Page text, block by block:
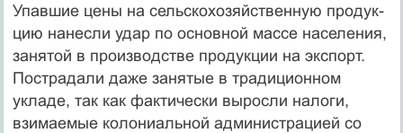
Упавшие цены на сельскохозяйственную продук­
цию нанесли удар по основной массе населения,
занятой в производ­стве продукции на экспорт.
Пострадали даже занятые в традиционном
укладе, так как фактически выросли налоги,
взимаемые колониаль­ной администрацией со